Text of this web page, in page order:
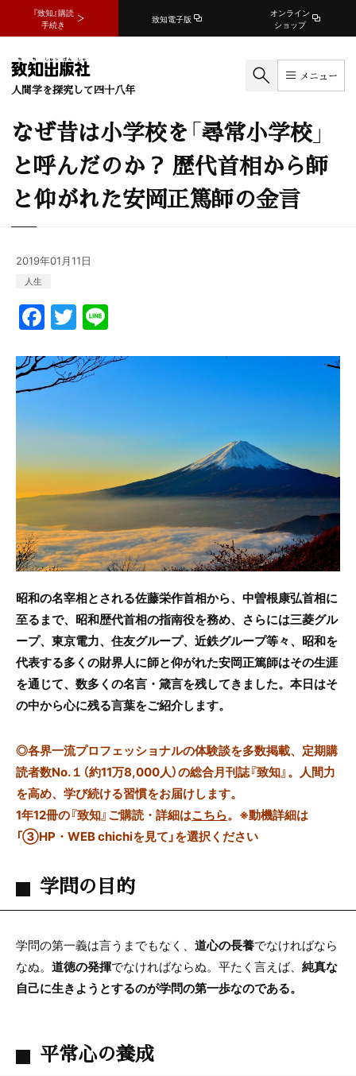
『致知』購読
手続き
致知電子版
オンライン
ショップ
人間学を探究して四十八年
メニュー
なぜ昔は小学校を「尋常小学校」
と呼んだのか？ 歴代首相から師
と仰がれた安岡正篤師の金言
2019年01月11日
人生
F
a
c
e
b
o
o
k
T
w
itt
er
e
昭和の名宰相とされる佐藤栄作首相から、中曽根康弘首相に
至るまで、昭和歴代首相の指南役を務め、さらには三菱グル
ープ、東京電力、住友グループ、近鉄グループ等々、昭和を
代表する多くの財界人に師と仰がれた安岡正篤師はその生涯
を通じて、数多くの名言・箴言を残してきました。本日はそ
の中から心に残る言葉をご紹介します。
◎各界一流プロフェッショナルの体験談を多数掲載、定期購
読者数No.１（約11万8,000人）の総合月刊誌『致知』。人間力
を高め、学び続ける習慣をお届けします。
1年12冊の『致知』ご購読・詳細はこちら。 ※動機詳細は
「③HP・WEB chichiを見て」を選択ください
学問の目的
学問の第一義は言うまでもなく、 道心の長養でなければなら
なぬ。 道徳の発揮でなければならぬ。平たく言えば、 純真な
自己に生きようとするのが学問の第一歩なのである。
平常心の養成